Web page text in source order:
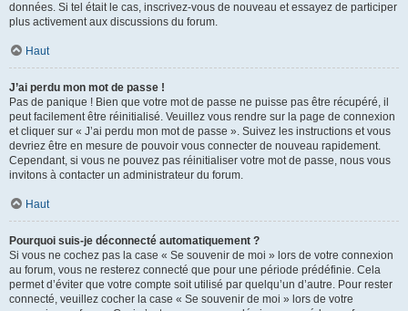
données. Si tel était le cas, inscrivez-vous de nouveau et essayez de participer
plus activement aux discussions du forum.
Haut
J’ai perdu mon mot de passe !
Pas de panique ! Bien que votre mot de passe ne puisse pas être récupéré, il
peut facilement être réinitialisé. Veuillez vous rendre sur la page de connexion
et cliquer sur « J’ai perdu mon mot de passe ». Suivez les instructions et vous
devriez être en mesure de pouvoir vous connecter de nouveau rapidement.
Cependant, si vous ne pouvez pas réinitialiser votre mot de passe, nous vous
invitons à contacter un administrateur du forum.
Haut
Pourquoi suis-je déconnecté automatiquement ?
Si vous ne cochez pas la case « Se souvenir de moi » lors de votre connexion
au forum, vous ne resterez connecté que pour une période prédéfinie. Cela
permet d’éviter que votre compte soit utilisé par quelqu’un d’autre. Pour rester
connecté, veuillez cocher la case « Se souvenir de moi » lors de votre